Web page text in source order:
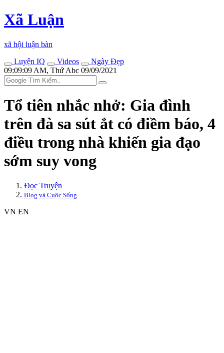
Xã Luận
xã hội luận bàn
Luyện IQ
Videos
Ngày Đẹp
09:09:09 AM, Thứ Abc 09/09/2021
Tổ tiên nhắc nhở: Gia đình
trên đà sa sút ắt có điềm báo, 4
điều trong nhà khiến gia đạo
sớm suy vong
Đọc Truyện
Blog và Cuộc Sống
VN EN